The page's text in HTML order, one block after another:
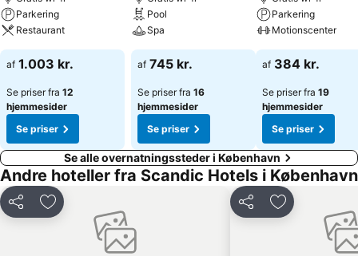
om sommeren
Parkering
Restaurant
af 1.003 kr.
Se priser fra 12
hjemmesider
Se priser
Pool
Spa
af 745 kr.
Se priser fra 16
hjemmesider
Se priser
Parkering
Motionscenter
af 384 kr.
Se priser fra 19
hjemmesider
Se priser
Se alle overnatningssteder i København
Andre hoteller fra Scandic Hotels i København
Del Føj til favoritter Del Føj til